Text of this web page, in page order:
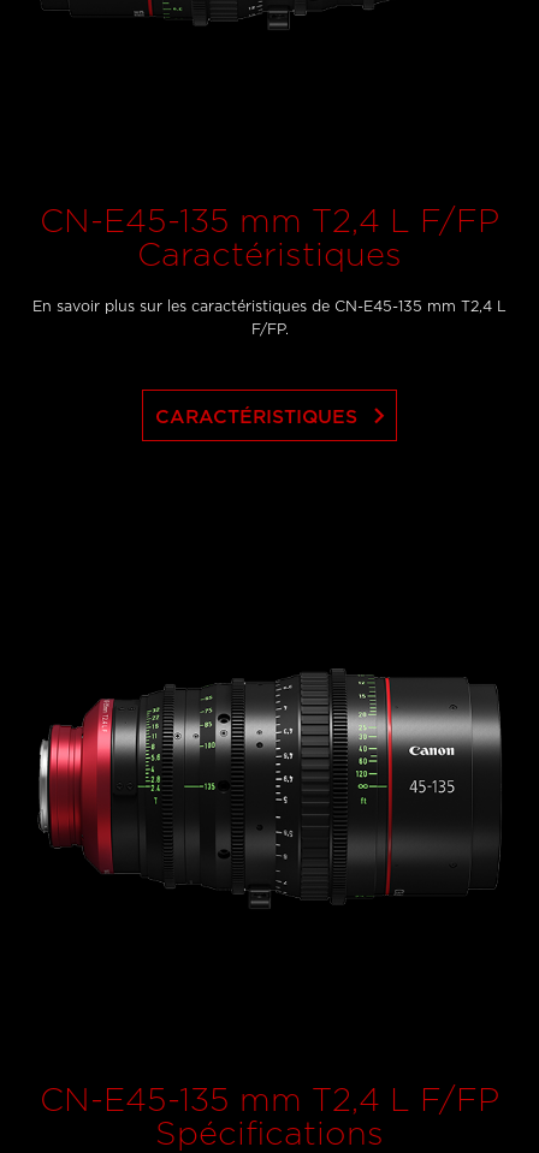
CN-E45-135 mm T2,4 L F/FP
Caractéristiques
En savoir plus sur les caractéristiques de CN-E45-135 mm T2,4 L
F/FP.
CARACTÉRISTIQUES keyboard_arrow_right
CN-E45-135 mm T2,4 L F/FP
Spécifications